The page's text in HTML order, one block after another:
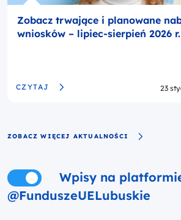
Zobacz trwające i planowane
wniosków – lipiec-sierpień 2026 r.
CZYTAJ 23
ZOBACZ WIĘCEJ AKTUALNOŚCI
Pokaż lub ukryj wpisy z Facebooka
Wpisy na
@FunduszeUELubuskie